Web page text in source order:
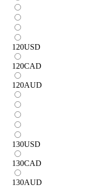
120USD
120CAD
120AUD
130USD
130CAD
130AUD